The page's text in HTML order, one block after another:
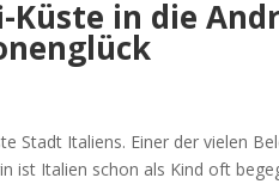
in die
Stadt Italiens. Einer der vielen
ist Italien schon als Kind oft